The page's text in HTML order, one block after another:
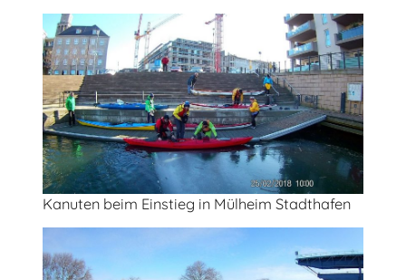
Kanuten beim Einstieg in Mülheim Stadthafen